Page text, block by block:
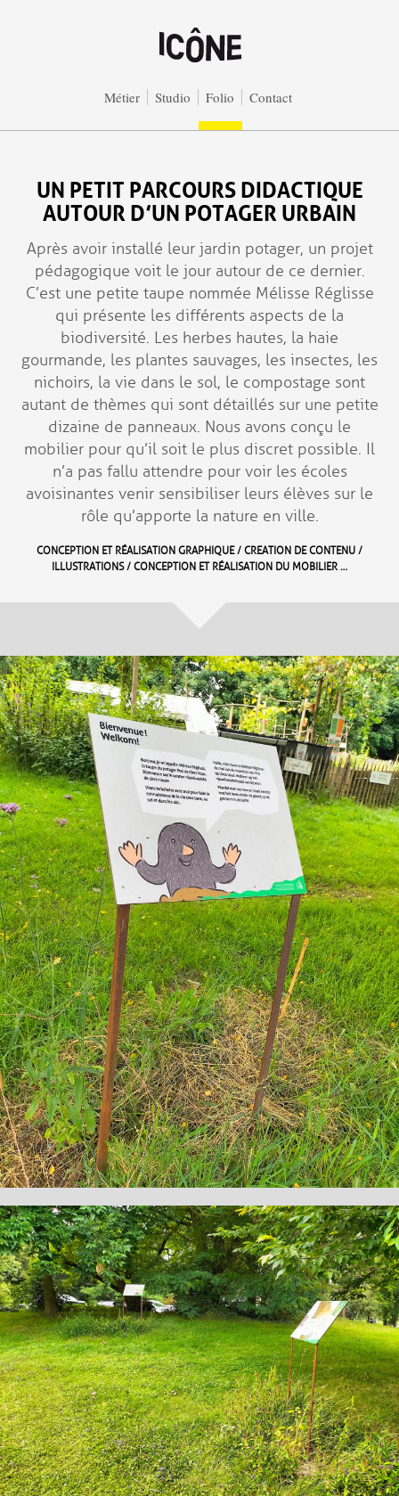
Métier Studio Folio Contact
UN PETIT PARCOURS DIDACTIQUE
AUTOUR D’UN POTAGER URBAIN
Après avoir installé leur jardin potager, un projet
pédagogique voit le jour autour de ce dernier.
C’est une petite taupe nommée Mélisse Réglisse
qui présente les différents aspects de la
biodiversité. Les herbes hautes, la haie
gourmande, les plantes sauvages, les insectes, les
nichoirs, la vie dans le sol, le compostage sont
autant de thèmes qui sont détaillés sur une petite
dizaine de panneaux. Nous avons conçu le
mobilier pour qu’il soit le plus discret possible. Il
n’a pas fallu attendre pour voir les écoles
avoisinantes venir sensibiliser leurs élèves sur le
rôle qu’apporte la nature en ville.
CONCEPTION ET RÉALISATION GRAPHIQUE / CREATION DE CONTENU /
ILLUSTRATIONS / CONCEPTION ET RÉALISATION DU MOBILIER …